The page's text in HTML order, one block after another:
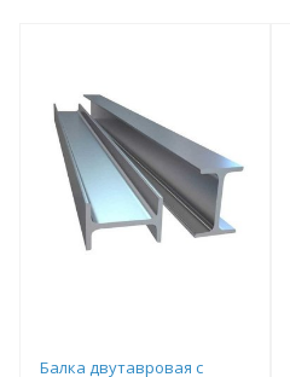
Балка двутавровая с